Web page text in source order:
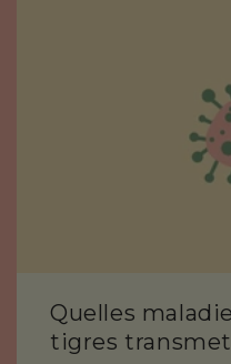
Quelles
tigres